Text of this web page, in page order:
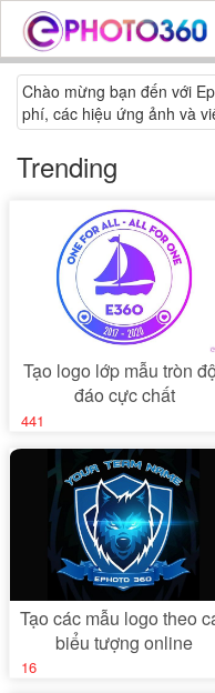
Chào mừng bạn đến với
phí, các hiệu ứng ảnh và
Trending
Tạo logo lớp mẫu tròn
đáo cực chất
441
Tạo các mẫu logo theo
biểu tượng online
16